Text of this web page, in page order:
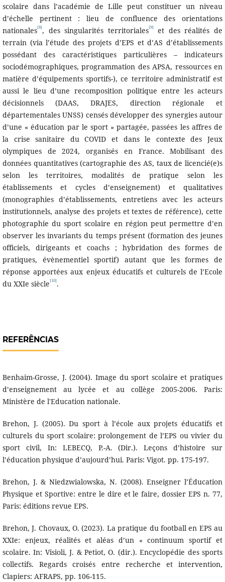
scolaire dans l’académie de Lille peut constituer un niveau
d’échelle pertinent : lieu de confluence des orientations
nationales[8], des singularités territoriales[9]
et des réalités de
terrain (via l’étude des projets d’EPS et d’AS d’établissements
possédant des caractéristiques particulières – indicateurs
sociodémographiques, programmation des APSA, ressources en
matière d’équipements sportifs-), ce territoire administratif est
aussi le lieu d’une recomposition politique entre les acteurs
décisionnels (DAAS, DRAJES, direction régionale et
départementales UNSS) censés développer des synergies autour
d’une « éducation par le sport » partagée, passées les affres de
la crise sanitaire du COVID et dans le contexte des Jeux
olympiques de 2024, organisés en France. Mobilisant des
données quantitatives (cartographie des AS, taux de licencié(e)s
selon les territoires, modalités de pratique selon les
établissements et cycles d’enseignement) et qualitatives
(monographies d’établissements, entretiens avec les acteurs
institutionnels, analyse des projets et textes de référence), cette
photographie du sport scolaire en région peut permettre d’en
observer les invariants du temps présent (formation des jeunes
officiels, dirigeants et coachs ; hybridation des formes de
pratiques, évènementiel sportif) autant que les formes de
réponse apportées aux enjeux éducatifs et culturels de l’Ecole
du XXIe siècle[10] .
REFERÊNCIAS
Benhaim-Grosse, J. (2004). Image du sport scolaire et pratiques
d’enseignement au lycée et au collège 2005-2006. Paris:
Ministère de l'Education nationale.
Brehon, J. (2005). Du sport à l’école aux projets éducatifs et
culturels du sport scolaire: prolongement de l’EPS ou vivier du
sport civil, In: LEBECQ, P.-A. (Dir.). Leçons d’histoire sur
l’éducation physique d’aujourd’hui. Paris: Vigot. pp. 175-197.
Brehon, J. & Niedzwialowska, N. (2008). Enseigner l’Éducation
Physique et Sportive: entre le dire et le faire, dossier EPS n. 77,
Paris: éditions revue EPS.
Brehon, J. Chovaux, O. (2023). La pratique du football en EPS au
XXIe: enjeux, réalités et aléas d’un « continuum sportif et
scolaire. In: Visioli, J. & Petiot, O. (dir.). Encyclopédie des sports
collectifs. Regards croisés entre recherche et intervention,
Clapiers: AFRAPS, pp. 106-115.